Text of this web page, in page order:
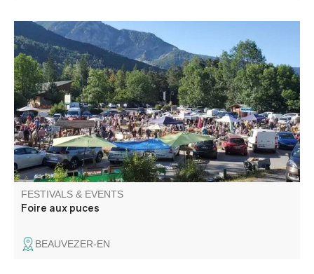
Foire aux puces, buvette et repas sur place organisé par
le comité des fêtes de Beauvezer.
FESTIVALS & EVENTS
Foire aux puces
BEAUVEZER-EN